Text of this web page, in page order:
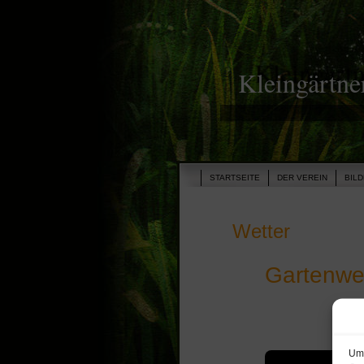
STARTSEITE DER VEREIN
Wetter